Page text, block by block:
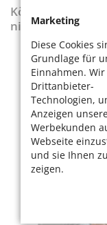
Marketing
Diese Cookies
Grundlage für
Einnahmen.
Drittanbieter-
Technologien,
Anzeigen
Werbekunden
Webseite
und sie Ihnen zu
zeigen.
KölnerLeben-
nicht reicht“